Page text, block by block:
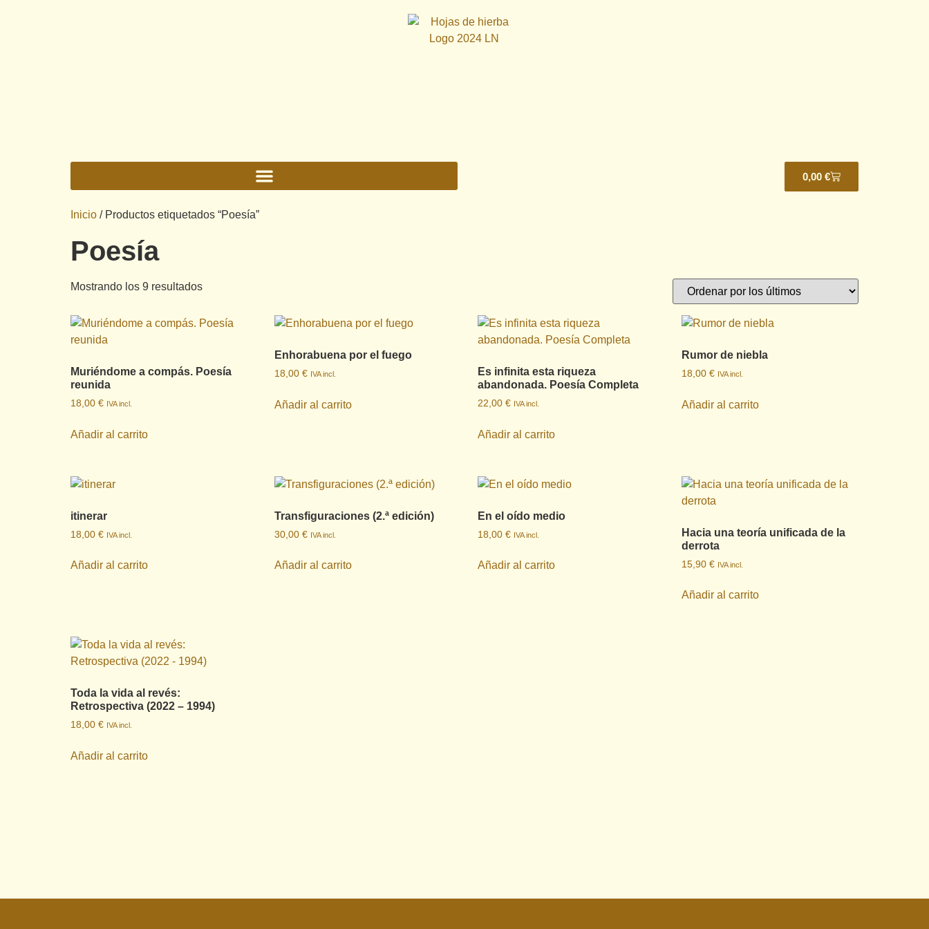
0,00 €
Inicio / Productos etiquetados “Poesía”
Poesía
Mostrando los 9 resultados
Muriéndome a compás. Poesía
reunida
18,00 € IVA incl.
Añadir al carrito
Enhorabuena por el fuego
18,00 € IVA incl.
Añadir al carrito
Es infinita esta riqueza
abandonada. Poesía Completa
22,00€ IVA incl.
Añadir al carrito
Rumor de niebla
18,00€ IVA incl.
Añadir al carrito
itinerar
18,00 € IVA incl.
Añadir al carrito
Transfiguraciones (2.ª edición)
30,00 € IVA incl.
Añadir al carrito
En el oído medio
18,00€ IVA incl.
Añadir al carrito
Hacia una teoría unificada de la
derrota
15,90€ IVA incl.
Añadir al carrito
Toda la vida al revés:
Retrospectiva (2022 – 1994)
18,00 € IVA incl.
Añadir al carrito